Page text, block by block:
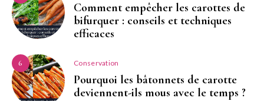
Comment empêcher les carottes de
bifurquer : conseils et techniques
efficaces
6 Conservation
Pourquoi les bâtonnets de carotte
deviennent-ils mous avec le temps ?